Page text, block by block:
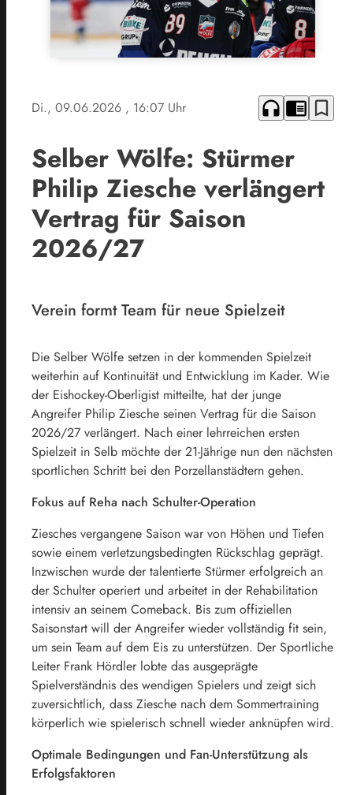
Di., 09.06.2026 , 16:07 Uhr headphones chrome_reader_mode bookmark_border
Selber Wölfe: Stürmer
Philip Ziesche verlängert
Vertrag für Saison
2026/27
Verein formt Team für neue Spielzeit
Die Selber Wölfe setzen in der kommenden Spielzeit
weiterhin auf Kontinuität und Entwicklung im Kader. Wie
der Eishockey-Oberligist mitteilte, hat der junge
Angreifer Philip Ziesche seinen Vertrag für die Saison
2026/27 verlängert. Nach einer lehrreichen ersten
Spielzeit in Selb möchte der 21-Jährige nun den nächsten
sportlichen Schritt bei den Porzellanstädtern gehen.
Fokus auf Reha nach Schulter-Operation
Ziesches vergangene Saison war von Höhen und Tiefen
sowie einem verletzungsbedingten Rückschlag geprägt.
Inzwischen wurde der talentierte Stürmer erfolgreich an
der Schulter operiert und arbeitet in der Rehabilitation
intensiv an seinem Comeback. Bis zum offiziellen
Saisonstart will der Angreifer wieder vollständig fit sein,
um sein Team auf dem Eis zu unterstützen. Der Sportliche
Leiter Frank Hördler lobte das ausgeprägte
Spielverständnis des wendigen Spielers und zeigt sich
zuversichtlich, dass Ziesche nach dem Sommertraining
körperlich wie spielerisch schnell wieder anknüpfen wird.
Optimale Bedingungen und Fan-Unterstützung als
Erfolgsfaktoren